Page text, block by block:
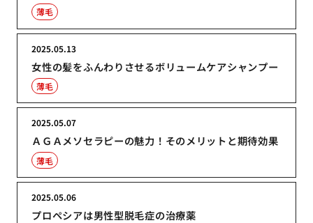
薄毛
女性の髪をふんわりさせるボリュームケアシャンプー
2025.05.13
薄毛
ＡＧＡメソセラピーの魅力！そのメリットと期待効果
2025.05.07
薄毛
プロペシアは男性型脱毛症の治療薬
2025.05.06